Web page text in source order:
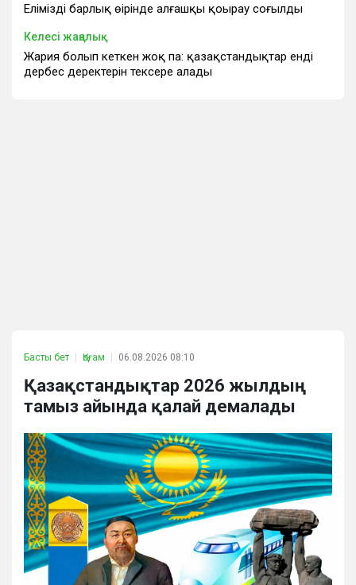
Еліміздің барлық өңірінде алғашқы қоңырау соғылды
Келесі жаңалық
Жария болып кеткен жоқ па: қазақстандықтар енді
дербес деректерін тексере алады
Басты бет Қоғам 06.08.2026 08:10
Қазақстандықтар 2026 жылдың
тамыз айында қалай демалады